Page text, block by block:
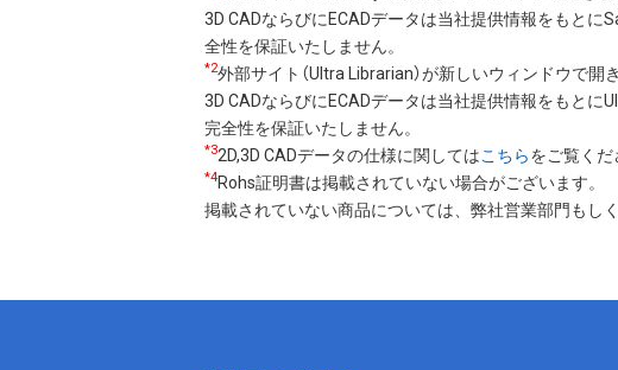
り
3D CADならびにECADデータは当社提供情報をもと
全性を保証いたしません。
*2外部サイト（Ultra Librarian）が新しいウィンドウで開
3D CADならびにECADデータは当社提供情報をもと
完全性を保証いたしません。
*32D,3D CADデータの仕様に関してはこちらをご覧くだ
*4Rohs証明書は掲載されていない場合がございます。
掲載されていない商品については、弊社営業部門もし